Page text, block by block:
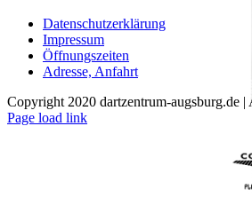
Varianten
auf.
Die
Optionen
können
auf
der
Produktseite
Datenschutzerklärung
Impressum
Öffnungszeiten
Adresse, Anfahrt
Copyright 2020 dartzentrum-augsburg.de |
Facebook
Instagram
YouTube
Page load link